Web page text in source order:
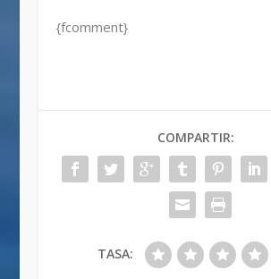
{fcomment}
COMPARTIR:
TASA: